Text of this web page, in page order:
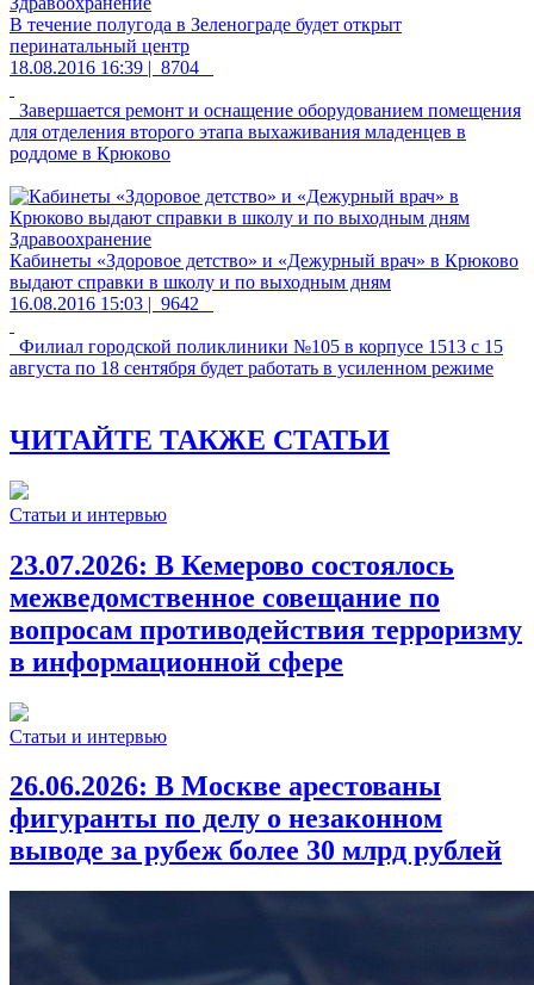
В течение полугода в Зеленограде будет открыт
перинатальный центр
18.08.2016 16:39 | 8704
Завершается ремонт и оснащение оборудованием помещения
для отделения второго этапа выхаживания младенцев в
роддоме в Крюково
Здравоохранение
Кабинеты «Здоровое детство» и «Дежурный врач» в Крюково
выдают справки в школу и по выходным дням
16.08.2016 15:03 | 9642
Филиал городской поликлиники №105 в корпусе 1513 с 15
августа по 18 сентября будет работать в усиленном режиме
ЧИТАЙТЕ ТАКЖЕ СТАТЬИ
Статьи и интервью
23.07.2026: В Кемерово состоялось
межведомственное совещание по
вопросам противодействия терроризму
в информационной сфере
Статьи и интервью
26.06.2026: В Москве арестованы
фигуранты по делу о незаконном
выводе за рубеж более 30 млрд рублей